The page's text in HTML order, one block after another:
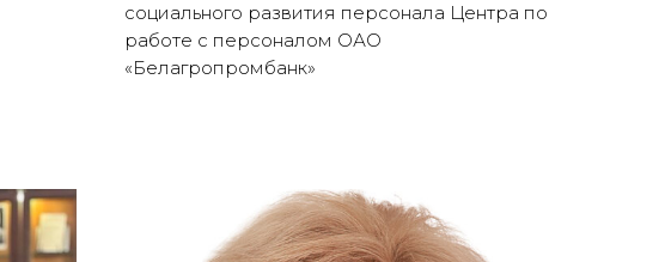
социального развития персонала Центра по
работе с персоналом ОАО
«Белагропромбанк»